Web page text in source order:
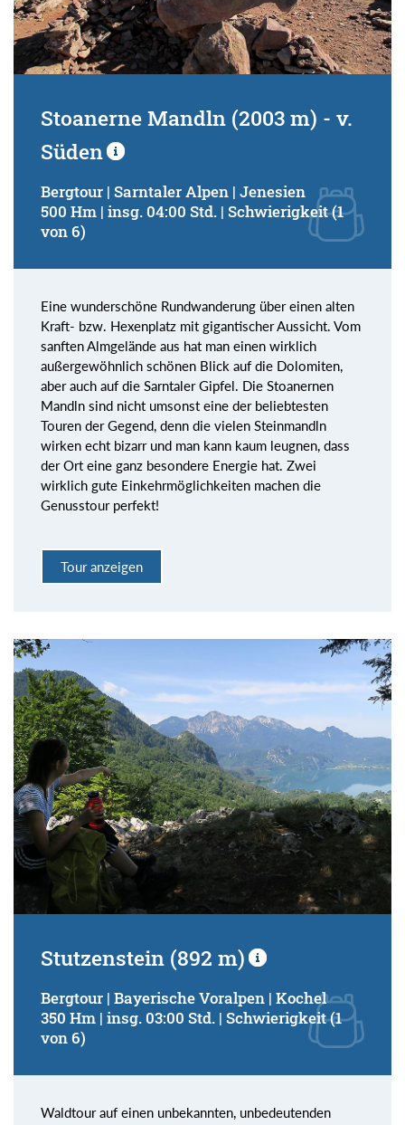
Stoanerne Mandln (2003 m) - v.
Süden
Bergtour | Sarntaler Alpen | Jenesien
500 Hm | insg. 04:00 Std. | Schwierigkeit (1
von 6)
Eine wunderschöne Rundwanderung über einen alten
Kraft- bzw. Hexenplatz mit gigantischer Aussicht. Vom
sanften Almgelände aus hat man einen wirklich
außergewöhnlich schönen Blick auf die Dolomiten,
aber auch auf die Sarntaler Gipfel. Die Stoanernen
Mandln sind nicht umsonst eine der beliebtesten
Touren der Gegend, denn die vielen Steinmandln
wirken echt bizarr und man kann kaum leugnen, dass
der Ort eine ganz besondere Energie hat. Zwei
wirklich gute Einkehrmöglichkeiten machen die
Genusstour perfekt!
Tour anzeigen
Stutzenstein (892 m)
Bergtour | Bayerische Voralpen | Kochel
350 Hm | insg. 03:00 Std. | Schwierigkeit (1
von 6)
Waldtour auf einen unbekannten, unbedeutenden